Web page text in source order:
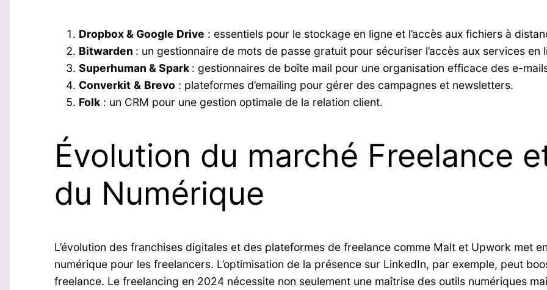
Dropbox & Google Drive : essentiels pour le stockage en ligne et l’accès aux fichiers à
Bitwarden : un gestionnaire de mots de passe gratuit pour sécuriser l’accès aux services en
Superhuman & Spark : gestionnaires de boîte mail pour une organisation efficace des e-
Converkit & Brevo : plateformes d’emailing pour gérer des campagnes et newsletters.
Folk: un CRM pour une gestion optimale de la relation client.
Évolution du marché Freelance
du Numérique
L’évolution des franchises digitales et des plateformes de freelance comme Malt et Upwork met
numérique pour les freelancers. L’optimisation de la présence sur LinkedIn, par exemple, peut
freelance. Le freelancing en 2024 nécessite non seulement une maîtrise des outils numériques